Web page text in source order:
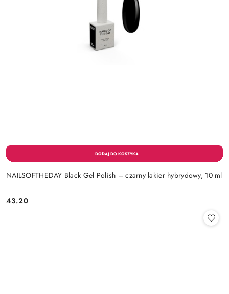
NAILSOFTHEDAY Black Gel Polish – czarny lakier hybrydowy, 10 ml
Cena:
43.20